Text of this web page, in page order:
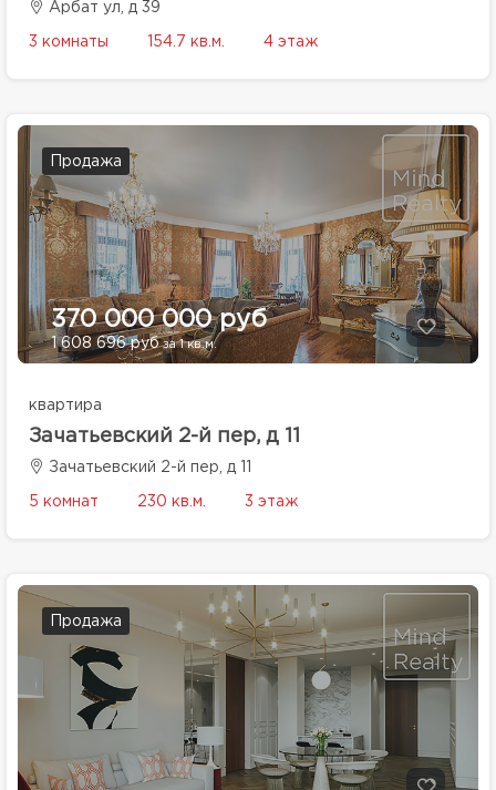
Арбат ул, д 39
3 комнаты 154.7 кв.м. 4 этаж
Продажа
370 000 000 руб
1 608 696 рубза 1 кв.м.
квартира
Зачатьевский 2-й пер, д 11
Зачатьевский 2-й пер, д 11
5 комнат 230 кв.м. 3 этаж
Продажа